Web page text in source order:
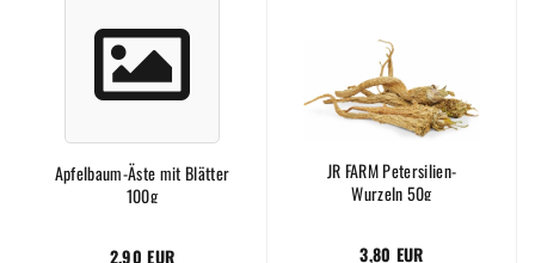
Apfelbaum-Äste mit Blätter
100g
2,90 EUR
JR FARM Petersilien-
Wurzeln 50g
3,80 EUR